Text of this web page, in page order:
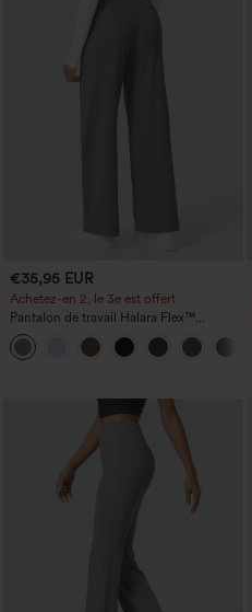
€35,95 EUR
Achetez-en 2, le 3e est offert
Pantalon de travail Halara Flex™
DayStretch à taille haute, avec poches et
coupe droite